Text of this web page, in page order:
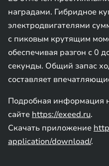
наградами. Гибридное
электродвигателями
с пиковым крутящим
обеспечивая разгон с 0
секунды. Общий запас
составляет
Подробная информация
сайте https://exeed.ru.
Скачать приложение
application/download/.